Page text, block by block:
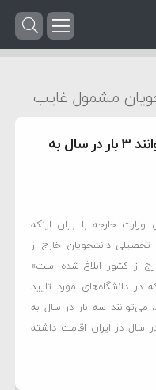
مشمول غایب
دانشجویان مشمول غایب می‌توانند ۳ بار در سال به
خارجه با بیان اینکه
دانشجویان خارج از
از کشور ابلاغ شده است»
دانشگاه‌های مورد تایید
سه بار در سال به
سال در ایران اقامت داشته